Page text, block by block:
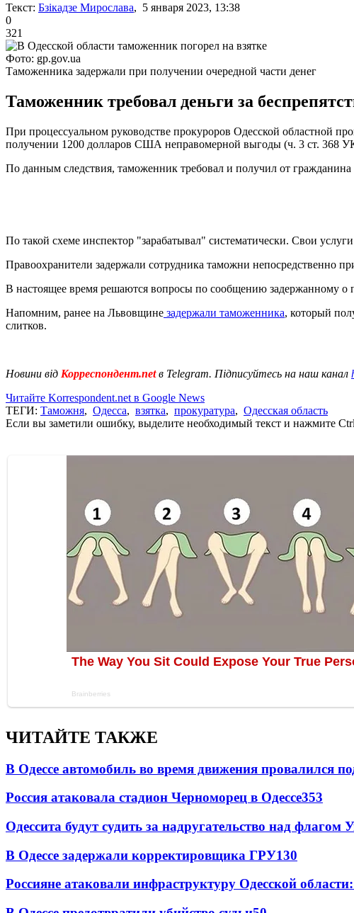
Текст: Бзікадзе Мирослава, 5 января 2023, 13:38
0
321
Фото: gp.gov.ua
Таможенника задержали при получении очередной части денег
Таможенник требовал деньги за
При процессуальном руководстве прокуроров Одесской областной
получении 1200 долларов США неправомерной выгоды (ч. 3 ст. 368
По данным следствия, таможенник требовал и получил от
По такой схеме инспектор "зарабатывал" систематически. Свои
Правоохранители задержали сотрудника таможни непосредственно
В настоящее время решаются вопросы по сообщению задержанному о
Напомним, ранее на Львовщине задержали таможенника, который
слитков.
Новини від Корреспондент.netв Telegram. Підписуйтесь на наш канал
Читайте Korrespondent.net в Google News
ТЕГИ: Таможня, Одесса, взятка, прокуратура, Одесская область
Если вы заметили ошибку, выделите необходимый текст и нажмите
ЧИТАЙТЕ ТАКЖЕ
В Одессе автомобиль во время движения провалился
Россия атаковала стадион Черноморец в Одессе353
Одессита будут судить за надругательство над флагом
В Одессе задержали корректировщика ГРУ130
Россияне атаковали инфраструктуру Одесской